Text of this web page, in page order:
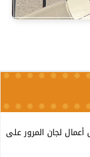
لجان المرور على